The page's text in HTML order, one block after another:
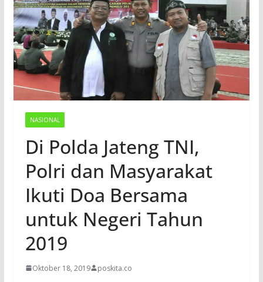
NASIONAL
Di Polda Jateng TNI,
Polri dan Masyarakat
Ikuti Doa Bersama
untuk Negeri Tahun
2019
Oktober 18, 2019 poskita.co